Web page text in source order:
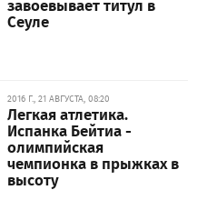
Сеуле
2016 Г., 21 АВГУСТА, 08:20
Легкая атлетика.
Испанка Бейтиа -
олимпийская
чемпионка в прыжках в
высоту